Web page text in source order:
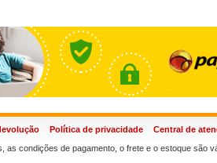
Política de privacidade Central de
as condições de pagamento, o frete e o estoque são